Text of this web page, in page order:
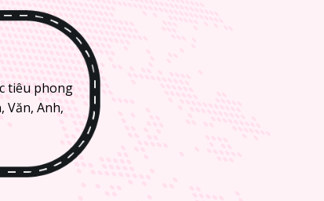
tiêu phong
Văn, Anh,